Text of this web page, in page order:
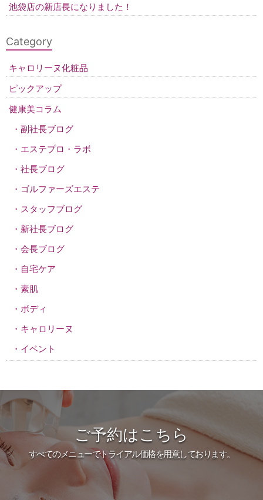
池袋店の新店長になりました！
Category
キャロリーヌ化粧品
ピックアップ
健康美コラム
副社長ブログ
エステプロ・ラボ
社長ブログ
ゴルファーズエステ
スタッフブログ
新社長ブログ
会長ブログ
自宅ケア
素肌
ボディ
キャロリーヌ
イベント
ご予約はこちら
すべてのメニューでトライアル価格を用意しております。